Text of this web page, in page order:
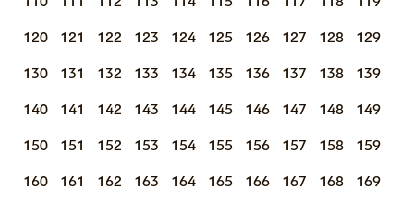
120 121 122 123 124 125 126 127 128 129
130 131 132 133 134 135 136 137 138 139
140 141 142 143 144 145 146 147 148 149
150 151 152 153 154 155 156 157 158 159
160 161 162 163 164 165 166 167 168 169